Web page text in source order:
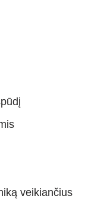
veikiančius